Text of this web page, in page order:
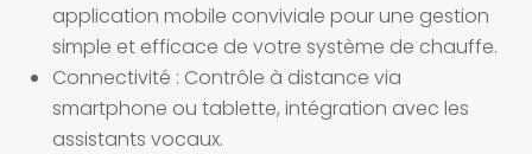
application mobile conviviale pour une gestion
simple et efficace de votre système de chauffe.
Connectivité : Contrôle à distance via
smartphone ou tablette, intégration avec les
assistants vocaux.